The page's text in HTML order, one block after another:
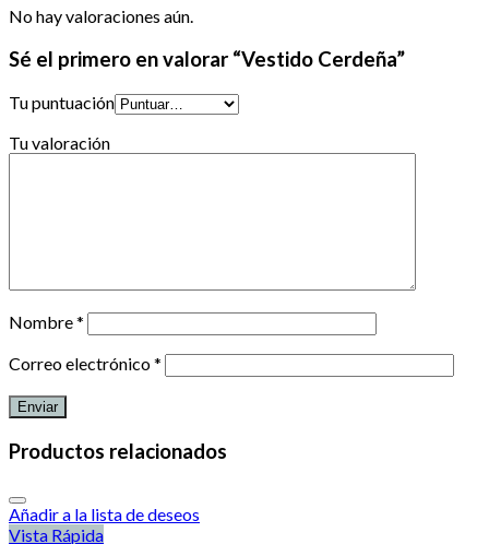
No hay valoraciones aún.
Sé el primero en valorar “Vestido Cerdeña”
Tu puntuación
Tu valoración
Nombre*
Correo electrónico*
Productos relacionados
Añadir a la lista de deseos
Vista Rápida